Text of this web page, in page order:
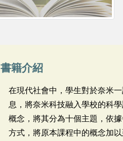
書籍介紹
在現代社會中，學生對於奈米
息，將奈米科技融入學校的科
概念，將其分為十個主題，依
方式，將原本課程中的概念加